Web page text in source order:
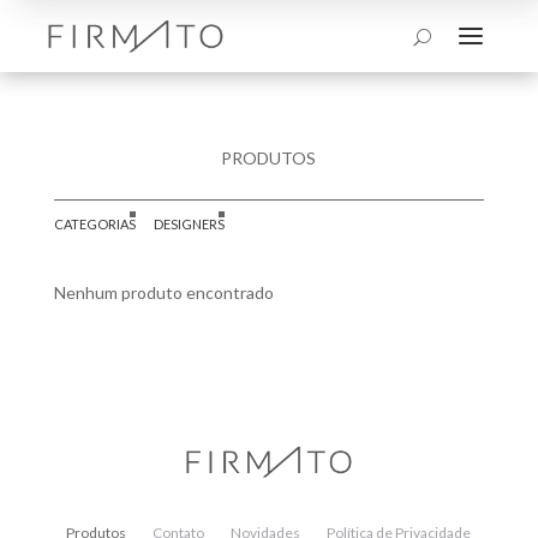
U a
PRODUTOS
CATEGORIAS DESIGNERS
Nenhum produto encontrado
Produtos Contato Novidades
Política de Privacidade